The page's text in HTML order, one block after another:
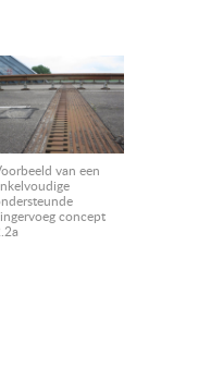
van een
concept